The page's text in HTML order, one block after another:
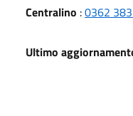
Centralino :0362
Ultimo